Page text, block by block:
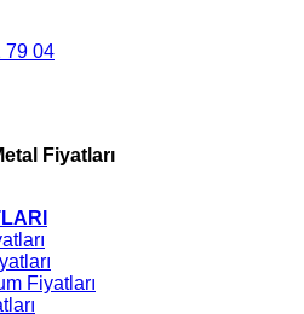
79 04
Fiyatları
Fiyatları